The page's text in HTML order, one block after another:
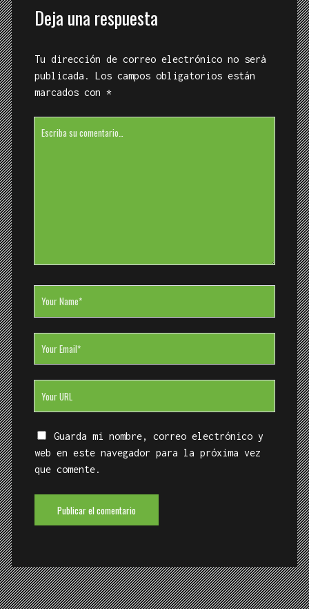
Deja una respuesta
Tu dirección de correo electrónico no será
publicada.
Los campos obligatorios están
marcados con *
Website
Guarda mi nombre, correo electrónico y
web en este navegador para la próxima vez
que comente.